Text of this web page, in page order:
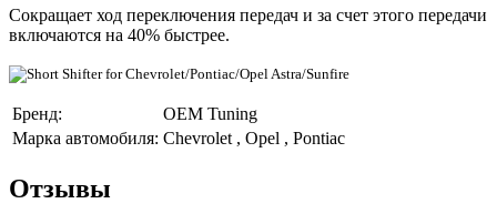
Сокращает ход переключения передач и за счет этого передачи
включаются на 40% быстрее.
Бренд:
OEM Tuning
Марка автомобиля: Chevrolet , Opel , Pontiac
Отзывы